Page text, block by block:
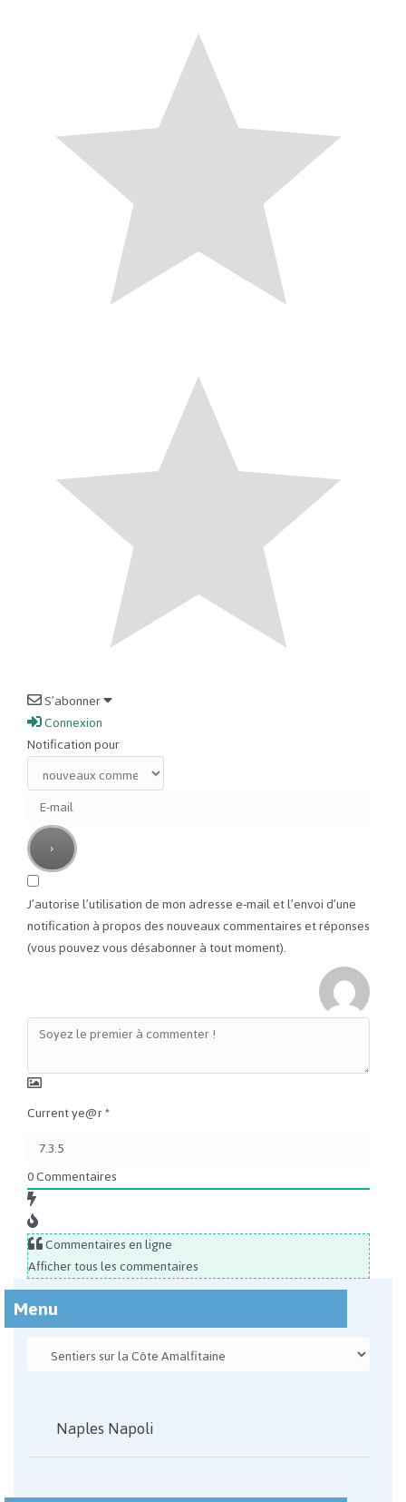
S’abonner
Connexion
Notification pour
J’autorise l’utilisation de mon adresse e-mail et l’envoi d’une
notification à propos des nouveaux commentaires et réponses
(vous pouvez vous désabonner à tout moment).
Current ye@r*
0Commentaires
Commentaires en ligne
Afficher tous les commentaires
Menu
Naples Napoli